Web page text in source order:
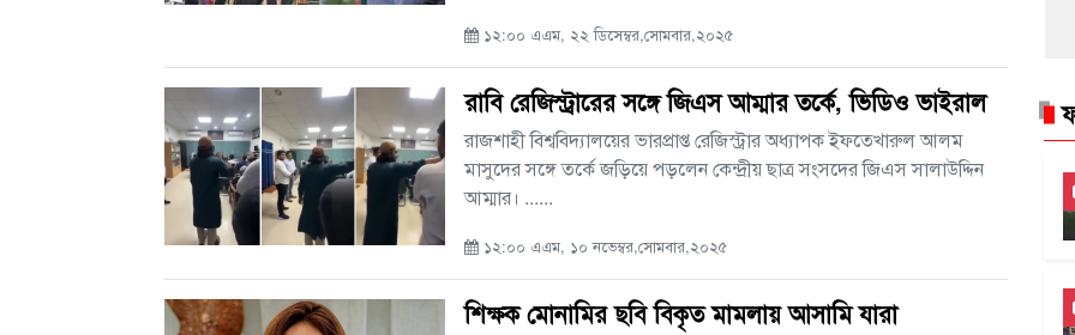
১২:০০ এএম, ২২ ডিসেম্বর,সোমবার,২০২৫
রাবি রেজিস্ট্রারের সঙ্গে জিএস আম্মার তর্কে, ভিডিও ভাইরাল
রাজশাহী বিশ্ববিদ্যালয়ের ভারপ্রাপ্ত রেজিস্ট্রার অধ্যাপক ইফতেখারুল আলম
মাসুদের সঙ্গে তর্কে জড়িয়ে পড়লেন কেন্দ্রীয় ছাত্র সংসদের জিএস সালাউদ্দিন
আম্মার। ......
১২:০০ এএম, ১০ নভেম্বর,সোমবার,২০২৫
শিক্ষক মোনামির ছবি বিকৃত মামলায় আসামি যারা